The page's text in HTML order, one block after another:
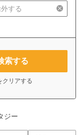
索する
クリアする
ジー